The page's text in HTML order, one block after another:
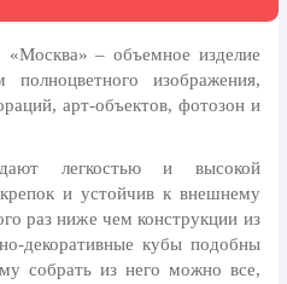
«Москва» – объемное изделие
изображения,
арт-объектов, фотозон и
легкостью и высокой
и устойчив к внешнему
раз ниже чем конструкции из
декоративные кубы подобны
собрать из него можно все,